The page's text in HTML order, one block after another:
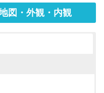
図・外観・内観